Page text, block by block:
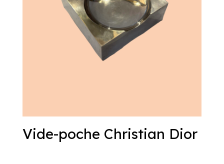
Vide-poche Christian Dior